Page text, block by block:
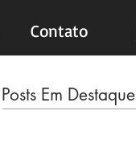
Contato
Posts Em Destaque